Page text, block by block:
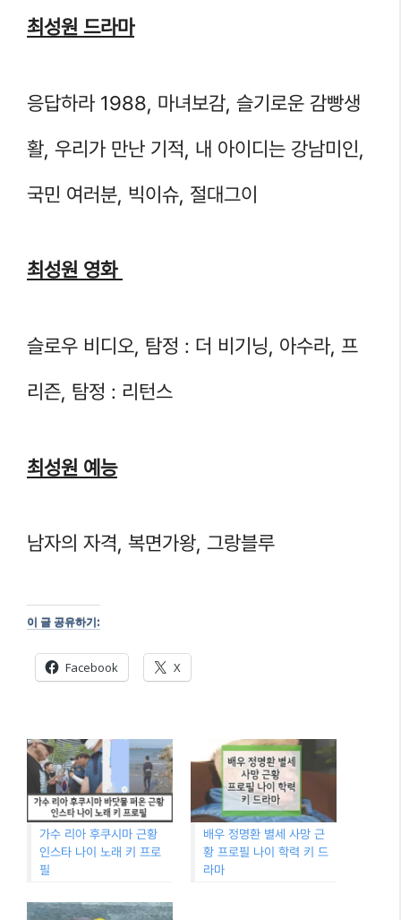
최성원 드라마
응답하라 1988, 마녀보감, 슬기로운 감빵생
활, 우리가 만난 기적, 내 아이디는 강남미인,
국민 여러분, 빅이슈, 절대그이
최성원 영화
슬로우 비디오, 탐정 : 더 비기닝, 아수라, 프
리즌, 탐정 : 리턴스
최성원 예능
남자의 자격, 복면가왕, 그랑블루
이 글 공유하기:
Facebook X
가수 리아 후쿠시마 근황
인스타 나이 노래 키 프로
필
배우 정명환 별세 사망 근
황 프로필 나이 학력 키 드
라마